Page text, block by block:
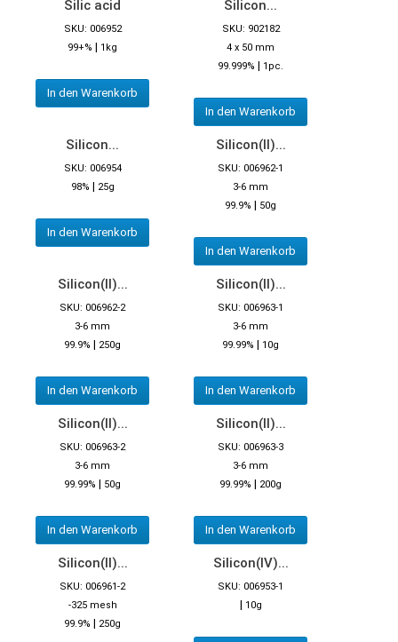
Silic acid
SKU: 006952
99+% | 1kg
In den Warenkorb
Silicon...
SKU: 902182
4 x 50 mm
99.999% | 1pc.
In den Warenkorb
Silicon...
SKU: 006954
98% | 25g
In den Warenkorb
Silicon(II)...
SKU: 006962-1
3-6 mm
99.9% | 50g
In den Warenkorb
Silicon(II)...
SKU: 006962-2
3-6 mm
99.9% | 250g
In den Warenkorb
Silicon(II)...
SKU: 006963-1
3-6 mm
99.99% | 10g
In den Warenkorb
Silicon(II)...
SKU: 006963-2
3-6 mm
99.99% | 50g
In den Warenkorb
Silicon(II)...
SKU: 006963-3
3-6 mm
99.99% | 200g
In den Warenkorb
Silicon(II)...
SKU: 006961-2
-325 mesh
99.9% | 250g
Silicon(IV)...
SKU: 006953-1
| 10g